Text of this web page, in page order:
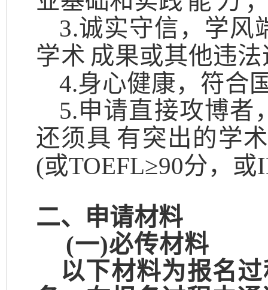
3.诚实守信，学风
学术 成果或其他违
4.身心健康，符合
5.申请直接攻博者
还须具 有突出的学
(或TOEFL≥90分，或
二、申请材料
(一)必传材料
以下材料为报名